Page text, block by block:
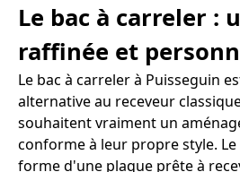
Le bac à carreler :
raffinée et
Le bac à carreler à Puisseguin
alternative au receveur
souhaitent vraiment un
conforme à leur propre style.
forme d'une plaque prête à